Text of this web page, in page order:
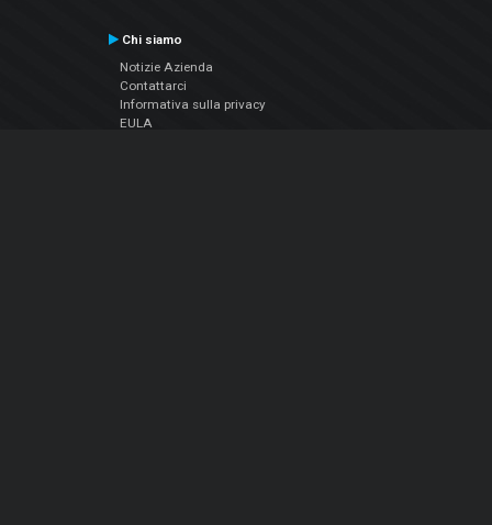
Chi siamo
Notizie Azienda
Contattarci
Informativa sulla privacy
EULA